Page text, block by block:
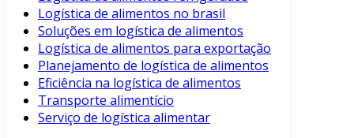
Logística de alimentos no brasil
Soluções em logística de alimentos
Logística de alimentos para exportação
Planejamento de logística de alimentos
Eficiência na logística de alimentos
Transporte alimentício
Serviço de logística alimentar